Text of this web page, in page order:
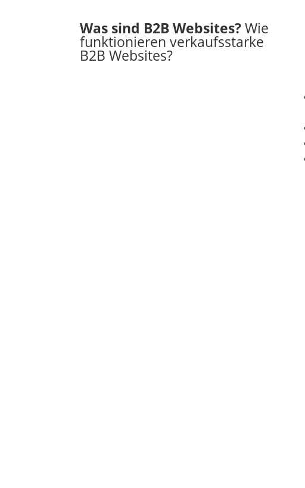
Was sind B2B Websites?Wie
funktionieren verkaufsstarke
B2B Websites?